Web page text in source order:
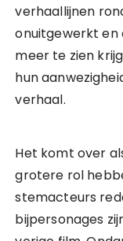
verhaallijnen
onuitgewerkt en
meer te zien
hun
verhaal.
Het komt over
grotere rol
stemacteurs
bijpersonages